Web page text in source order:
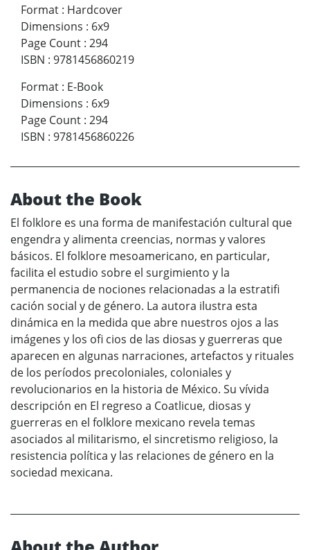
Format : Hardcover
Dimensions : 6x9
Page Count : 294
ISBN : 9781456860219
Format : E-Book
Dimensions : 6x9
Page Count : 294
ISBN : 9781456860226
About the Book
El folklore es una forma de manifestación cultural que
engendra y alimenta creencias, normas y valores
básicos. El folklore mesoamericano, en particular,
facilita el estudio sobre el surgimiento y la
permanencia de nociones relacionadas a la estratifi
cación social y de género. La autora ilustra esta
dinámica en la medida que abre nuestros ojos a las
imágenes y los ofi cios de las diosas y guerreras que
aparecen en algunas narraciones, artefactos y rituales
de los períodos precoloniales, coloniales y
revolucionarios en la historia de México. Su vívida
descripción en El regreso a Coatlicue, diosas y
guerreras en el folklore mexicano revela temas
asociados al militarismo, el sincretismo religioso, la
resistencia política y las relaciones de género en la
sociedad mexicana.